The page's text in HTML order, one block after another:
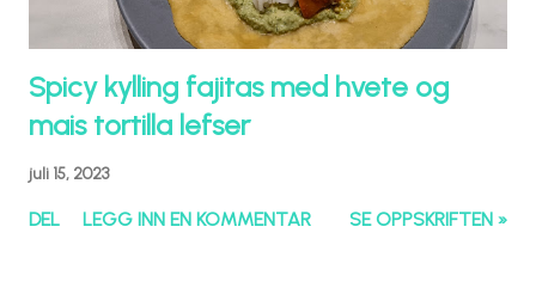
Spicy kylling fajitas med hvete og
mais tortilla lefser
juli 15, 2023
DEL LEGG INN EN KOMMENTAR SE OPPSKRIFTEN »